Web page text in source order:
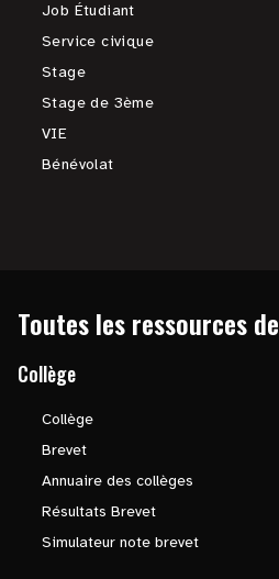
Job Étudiant
Service civique
Stage
Stage de 3ème
VIE
Bénévolat
Toutes les ressources de
Collège
Collège
Brevet
Annuaire des collèges
Résultats Brevet
Simulateur note brevet